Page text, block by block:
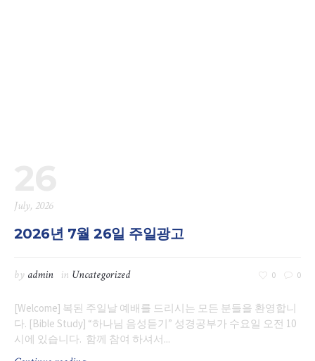
July, 2026
2026년 7월 26일 주일광고
by admin in Uncategorized 0 0
[Welcome] 복된 주일날 예배를 드리시는 모든 분들을 환영합니
다. [Bible Study] “하나님 음성듣기” 성경공부가 수요일 오전 10
시에 있습니다. 함께 참여 하셔서...